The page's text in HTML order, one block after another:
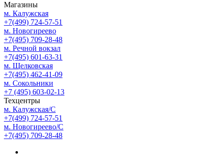
Магазины
м. Калужская
+7(499) 724-57-51
м. Новогиреево
+7(495) 709-28-48
м. Речной вокзал
+7(495) 601-63-31
м. Щелковская
+7(495) 462-41-09
м. Сокольники
+7 (495) 603-02-13
Техцентры
м. Калужская/С
+7(499) 724-57-51
м. Новогиреево/С
+7(495) 709-28-48